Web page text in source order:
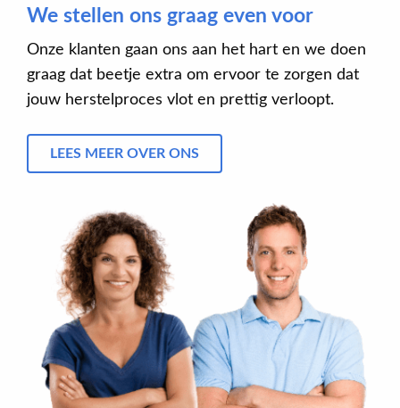
We stellen ons graag even voor
Onze klanten gaan ons aan het hart en we doen
graag dat beetje extra om ervoor te zorgen dat
jouw herstelproces vlot en prettig verloopt.
LEES MEER OVER ONS